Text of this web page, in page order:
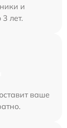
и
лет.
ваше